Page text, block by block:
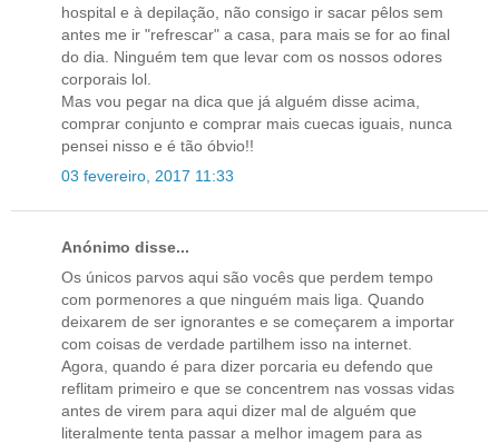
hospital e à depilação, não consigo ir sacar pêlos sem
antes me ir "refrescar" a casa, para mais se for ao final
do dia. Ninguém tem que levar com os nossos odores
corporais lol.
Mas vou pegar na dica que já alguém disse acima,
comprar conjunto e comprar mais cuecas iguais, nunca
pensei nisso e é tão óbvio!!
03 fevereiro, 2017 11:33
Anónimo disse...
Os únicos parvos aqui são vocês que perdem tempo
com pormenores a que ninguém mais liga. Quando
deixarem de ser ignorantes e se começarem a importar
com coisas de verdade partilhem isso na internet.
Agora, quando é para dizer porcaria eu defendo que
reflitam primeiro e que se concentrem nas vossas vidas
antes de virem para aqui dizer mal de alguém que
literalmente tenta passar a melhor imagem para as